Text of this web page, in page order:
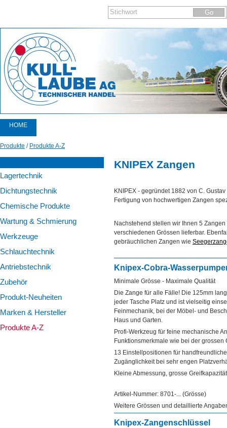
HOME
PRODUKTE
AKTIONEN
AKTUELLES
KONTAKT
Produkte / Produkte A-Z
Lagertechnik
Dichtungstechnik
Chemische Produkte
Wartung & Schmierung
Werkzeuge
Schlauchtechnik
Antriebstechnik
Zubehör
Produkt-Neuheiten
Marken & Hersteller
Produkte A-Z
KNIPEX Zangen
KNIPEX - gegründet 1882 von C.
Fertigung von hochwertigen Zangen
Nachstehend stellen wir Ihnen 5
verschiedenen Grössen lieferbar.
gebräuchlichen Zangen wie
Knipex-Cobra-
Minimale Grösse - Maximale Qualität
Die Zange für alle Fälle! Die 125mm
jeder Tasche Platz und ist vielseitig
Feinmechanik, bei der Möbel- und
Haus und Garten.
Profi-Werkzeug für feine mechanische
Funktionsmerkmale wie bei der grossen
13 Einstellpositionen für
Zugänglichkeit bei sehr engen
Kleine Abmessung, grosse
Artikel-Nummer: 8701-... (Grösse)
Weitere Grössen und detaillierte
Knipex-Zangenschlüssel